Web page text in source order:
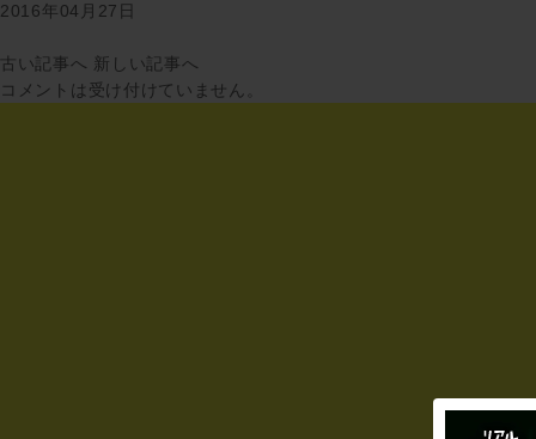
2016年04月27日
古い記事へ 新しい記事へ
コメントは受け付けていません。